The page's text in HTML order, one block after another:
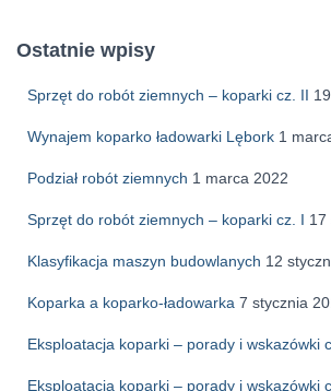
Ostatnie wpisy
Sprzęt do robót ziemnych – koparki cz. II
Wynajem koparko ładowarki Lębork 1
Podział robót ziemnych 1 marca 2022
Sprzęt do robót ziemnych – koparki cz. I 17
Klasyfikacja maszyn budowlanych 12
Koparka a koparko-ładowarka 7 stycznia
Eksploatacja koparki – porady i wskazówki
Eksploatacja koparki – porady i wskazówki